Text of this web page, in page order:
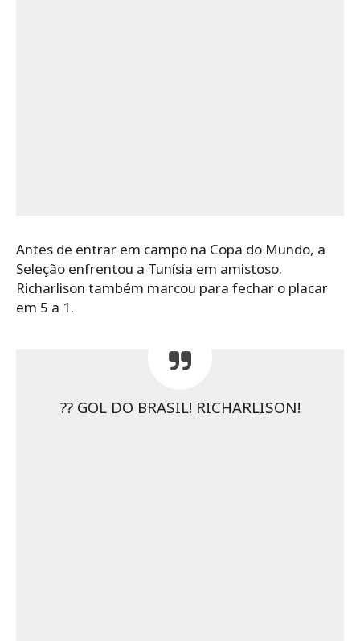
Antes de entrar em campo na Copa do Mundo, a
Seleção enfrentou a Tunísia em amistoso.
Richarlison também marcou para fechar o placar
em 5 a 1.
?? GOL DO BRASIL! RICHARLISON!